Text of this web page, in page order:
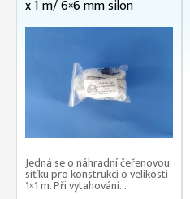
x 1 m/ 6×6 mm silon
Jedná se o náhradní čeřenovou
síťku pro konstrukci o velikosti
1×1 m. Při vytahování...